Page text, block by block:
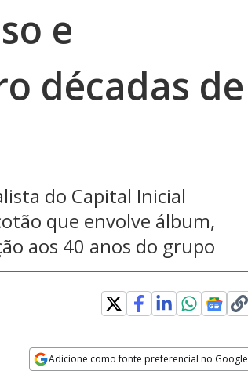
e
décadas de
do Capital Inicial
que envolve álbum,
aos 40 anos do grupo
Adicione como fonte preferencial no Google